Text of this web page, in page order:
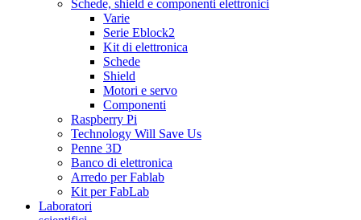
Schede, shield e componenti elettronici
Varie
Serie Eblock2
Kit di elettronica
Schede
Shield
Motori e servo
Componenti
Raspberry Pi
Technology Will Save Us
Penne 3D
Banco di elettronica
Arredo per Fablab
Kit per FabLab
Laboratori